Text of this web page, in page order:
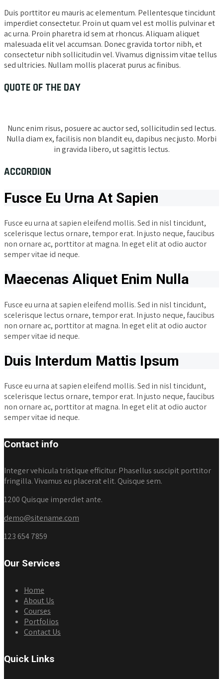
Duis porttitor eu mauris ac elementum. Pellentesque tincidunt
imperdiet consectetur. Proin ut quam vel est mollis pulvinar et
ac urna. Proin pharetra id sem at rhoncus. Aliquam aliquet
malesuada elit vel accumsan. Donec gravida tortor nibh, et
consectetur nibh sollicitudin vel. Vivamus dignissim vitae tellus
sed ultricies. Nullam mollis placerat purus ac finibus.
QUOTE OF THE DAY
Nunc enim risus, posuere ac auctor sed, sollicitudin sed lectus.
Nulla diam ex, facilisis non blandit eu, dapibus nec justo. Morbi
in gravida libero, ut sagittis lectus.
ACCORDION
Fusce Eu Urna At Sapien
Fusce eu urna at sapien eleifend mollis. Sed in nisl tincidunt,
scelerisque lectus ornare, tempor erat. In justo neque, faucibus
non ornare ac, porttitor at magna. In eget elit at odio auctor
semper vitae id neque.
Maecenas Aliquet Enim Nulla
Fusce eu urna at sapien eleifend mollis. Sed in nisl tincidunt,
scelerisque lectus ornare, tempor erat. In justo neque, faucibus
non ornare ac, porttitor at magna. In eget elit at odio auctor
semper vitae id neque.
Duis Interdum Mattis Ipsum
Fusce eu urna at sapien eleifend mollis. Sed in nisl tincidunt,
scelerisque lectus ornare, tempor erat. In justo neque, faucibus
non ornare ac, porttitor at magna. In eget elit at odio auctor
semper vitae id neque.
Contact info
Integer vehicula tristique efficitur. Phasellus suscipit porttitor
fringilla. Vivamus eu placerat elit. Quisque sem.
1200 Quisque imperdiet ante.
demo@sitename.com
123 654 7859
Our Services
Home
About Us
Courses
Portfolios
Contact Us
Quick Links